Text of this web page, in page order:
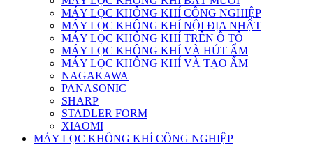
MÁY LỌC KHÔNG KHÍ CÔNG NGHIỆP
MÁY LỌC KHÔNG KHÍ NỘI ĐỊA NHẬT
MÁY LỌC KHÔNG KHÍ TRÊN Ô TÔ
MÁY LỌC KHÔNG KHÍ VÀ HÚT ẨM
MÁY LỌC KHÔNG KHÍ VÀ TẠO ẨM
NAGAKAWA
PANASONIC
SHARP
STADLER FORM
XIAOMI
MÁY LỌC KHÔNG KHÍ CÔNG NGHIỆP